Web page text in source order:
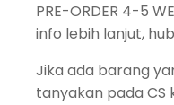
PRE-ORDER 4-5
info lebih lanjut,
Jika ada barang
tanyakan pada CS